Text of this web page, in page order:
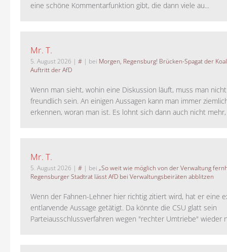
eine schöne Kommentarfunktion gibt, die dann viele au...
Mr. T.
5. August 2026 | # | bei Morgen, Regensburg! Brücken-Spagat der
Auftritt der AfD
Wenn man sieht, wohin eine Diskussion läuft, muss man
freundlich sein. An einigen Aussagen kann man immer
erkennen, woran man ist. Es lohnt sich dann auch nicht mehr,
Mr. T.
5. August 2026 | # | bei „So weit wie möglich von der Verwaltung
Regensburger Stadtrat lässt AfD bei Verwaltungsbeiräten abblitzen
Wenn der Fahnen-Lehner hier richtig zitiert wird, hat er eine
entlarvende Aussage getätigt. Da könnte die CSU glatt sein
Parteiausschlussverfahren wegen "rechter Umtriebe" wieder